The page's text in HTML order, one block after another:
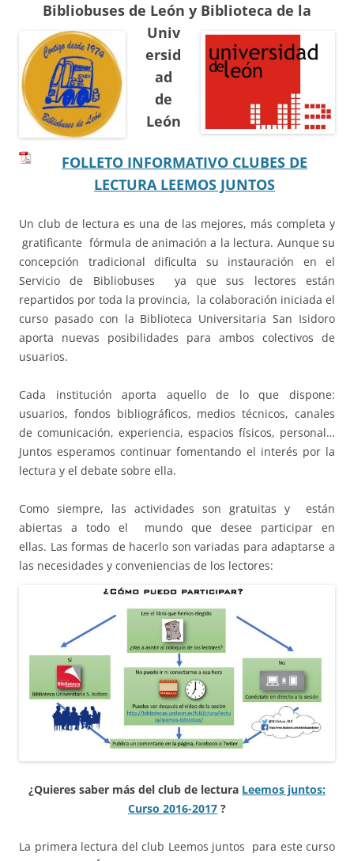
Bibliobuses de León y Biblioteca de la
Univ
ersid
ad
de
León
FOLLETO INFORMATIVO CLUBES DE
LECTURA LEEMOS JUNTOS
Un club de lectura es una de las mejores, más completa y
gratificante fórmula de animación a la lectura. Aunque su
concepción tradicional dificulta su instauración en el
Servicio de Bibliobuses ya que sus lectores están
repartidos por toda la provincia, la colaboración iniciada el
curso pasado con la Biblioteca Universitaria San Isidoro
aporta nuevas posibilidades para ambos colectivos de
usuarios.
Cada institución aporta aquello de lo que dispone:
usuarios, fondos bibliográficos, medios técnicos, canales
de comunicación, experiencia, espacios físicos, personal…
Juntos esperamos continuar fomentando el interés por la
lectura y el debate sobre ella.
Como siempre, las actividades son gratuitas y están
abiertas a todo el mundo que desee participar en
ellas. Las formas de hacerlo son variadas para adaptarse a
las necesidades y conveniencias de los lectores:
¿Quieres saber más del club de lectura Leemos juntos:
Curso 2016-2017 ?
La primera lectura del club Leemos juntos para este curso